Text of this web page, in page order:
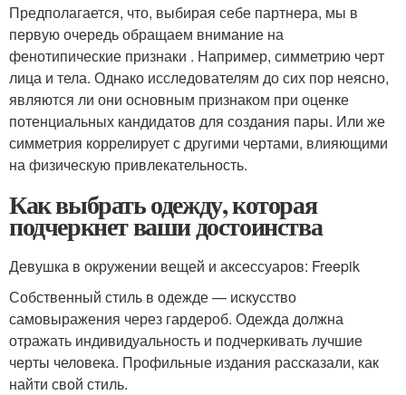
Предполагается, что, выбирая себе партнера, мы в
первую очередь обращаем внимание на
фенотипические признаки . Например, симметрию черт
лица и тела. Однако исследователям до сих пор неясно,
являются ли они основным признаком при оценке
потенциальных кандидатов для создания пары. Или же
симметрия коррелирует с другими чертами, влияющими
на физическую привлекательность.
Как выбрать одежду, которая
подчеркнет ваши достоинства
Девушка в окружении вещей и аксессуаров: Freepik
Собственный стиль в одежде — искусство
самовыражения через гардероб. Одежда должна
отражать индивидуальность и подчеркивать лучшие
черты человека. Профильные издания рассказали, как
найти свой стиль.